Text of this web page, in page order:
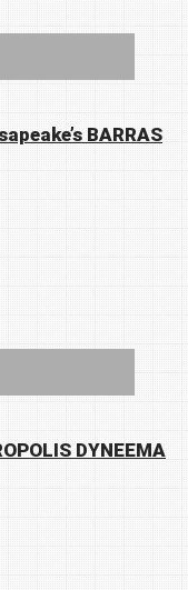
BARRAS
DYNEEMA